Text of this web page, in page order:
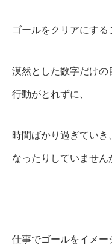
ゴールをクリアにする
漠然とした数字だけの
行動がとれずに、
時間ばかり過ぎてい
なったりしていません
仕事でゴールをイメー